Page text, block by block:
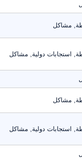
مشاكل
استجابات دولية, مشاكل
مشاكل
استجابات دولية, مشاكل